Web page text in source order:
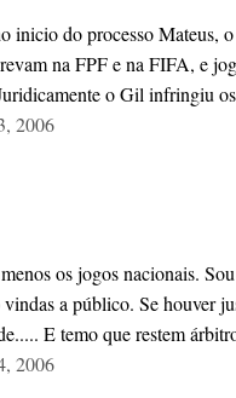
inicio do processo Mateus,
na FPF e na FIFA, e
o Gil infringiu
2006
os jogos nacionais.
a público. Se houver
E temo que restem
2006